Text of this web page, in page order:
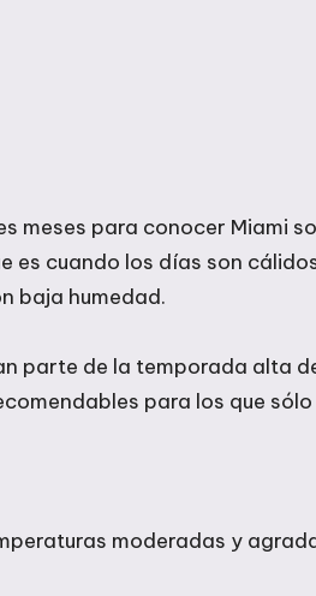
meses para conocer Miami
es cuando los días son
baja humedad.
parte de la temporada alta
para los que
moderadas y